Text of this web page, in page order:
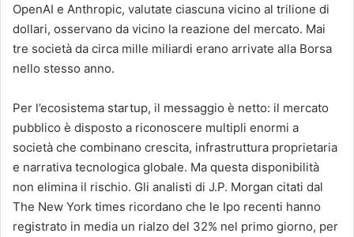
OpenAI e Anthropic, valutate ciascuna vicino al trilione di
dollari, osservano da vicino la reazione del mercato. Mai
tre società da circa mille miliardi erano arrivate alla Borsa
nello stesso anno.
Per l’ecosistema startup, il messaggio è netto: il mercato
pubblico è disposto a riconoscere multipli enormi a
società che combinano crescita, infrastruttura proprietaria
e narrativa tecnologica globale. Ma questa disponibilità
non elimina il rischio. Gli analisti di J.P. Morgan citati dal
The New York times ricordano che le Ipo recenti hanno
registrato in media un rialzo del 32% nel primo giorno, per